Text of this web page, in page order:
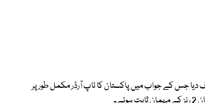
کی سیریز کے آخری میچ میں زمبابوے نے پاکستان کو 279 رنز کا ہدف دیا جس کے جواب میں پاکستان کا ٹاپ آرڈر مکمل طور پر